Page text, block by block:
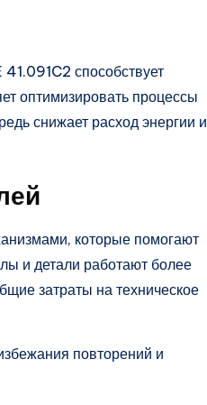
способствует
оптимизировать процессы
снижает расход энергии и
которые помогают
и детали работают более
затраты на техническое
повторений и